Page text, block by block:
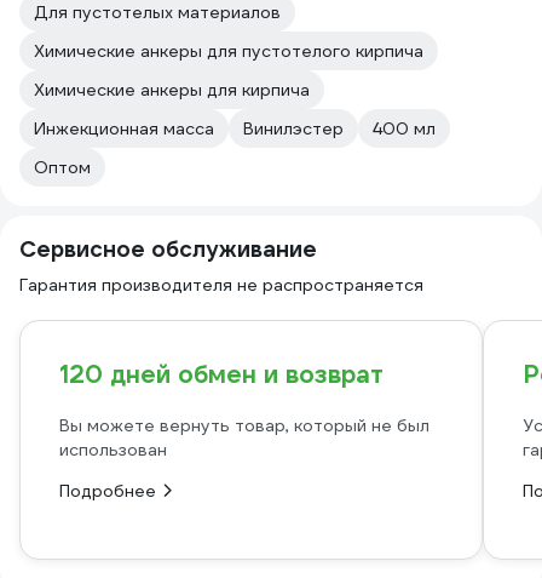
Для пустотелых материалов
Химические анкеры для пустотелого кирпича
Химические анкеры для кирпича
Инжекционная масса
Винилэстер
400 мл
Оптом
Сервисное обслуживание
Гарантия производителя не распространяется
120 дней обмен и возврат
Вы можете вернуть товар, который не был
использован
Подробнее